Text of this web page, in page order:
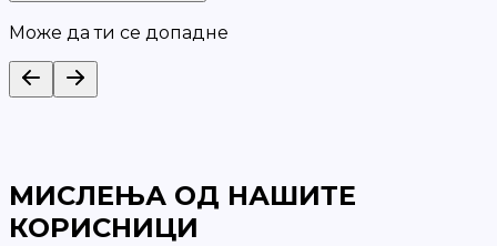
Може да ти се допадне
МИСЛЕЊА ОД НАШИТЕ
КОРИСНИЦИ